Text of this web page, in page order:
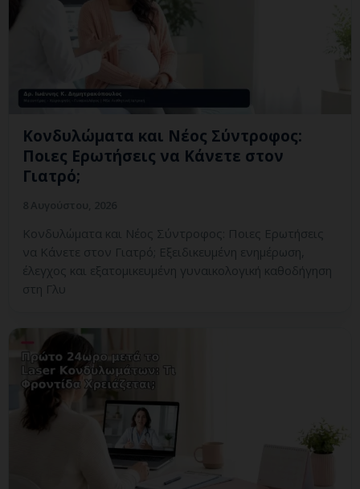
Κονδυλώματα και Νέος Σύντροφος:
Ποιες Ερωτήσεις να Κάνετε στον
Γιατρό;
Κονδυλώματα και Νέος Σύντροφος: Ποιες Ερωτήσεις
να Κάνετε στον Γιατρό; Εξειδικευμένη ενημέρωση,
έλεγχος και εξατομικευμένη γυναικολογική καθοδήγηση
στη Γλυ